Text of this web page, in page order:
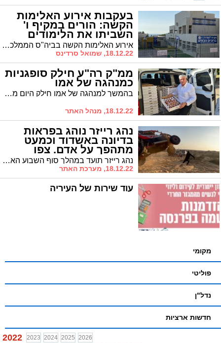
בעקבות אירוע האלימות
הקשה: הורים במקיף ו'
השביתו את הלימודים
אירוע האלימות הקשה בביה"ס הממלכתי גרם לסערה * חלק מההורים בחטיבת הביניים החליטו להשבית היום את הלימודים כאות מחאה נגד אירוע האלימות שהסעיר את העיר
18.12.22, שמואל סרדינס
ממ"ק רה"ע חילק סופגניות
כמנהגה של אמו
בהמשך למנהגה של אמו חילק היום ממ"ק רה"ע ר' אבי אמסלם סופגניות לילדי ביה"ס * "ממשיך את דרכה של אמי"
18.12.22, מנהל האתר
נהג רייזר נוהג בפראות
בדיונה באשדוד וכמעט
מתהפך על אדם. צפו
נהג רייזר תועד במהלך סוף השבוע האחרון נוהג בפראות וכמעט דורס בן אדם בדיונה באשדוד * בשל המהירות הרייזר עף באוויר וכמעט נפל על המטייל שהספיק להתכופף ולברוח
18.12.22, מערכת האתר
עוד שירות של העיריה
מקומי
פוליטי
נדל"ן
חדשות ארציות
2022 2023 2024 2025 2026